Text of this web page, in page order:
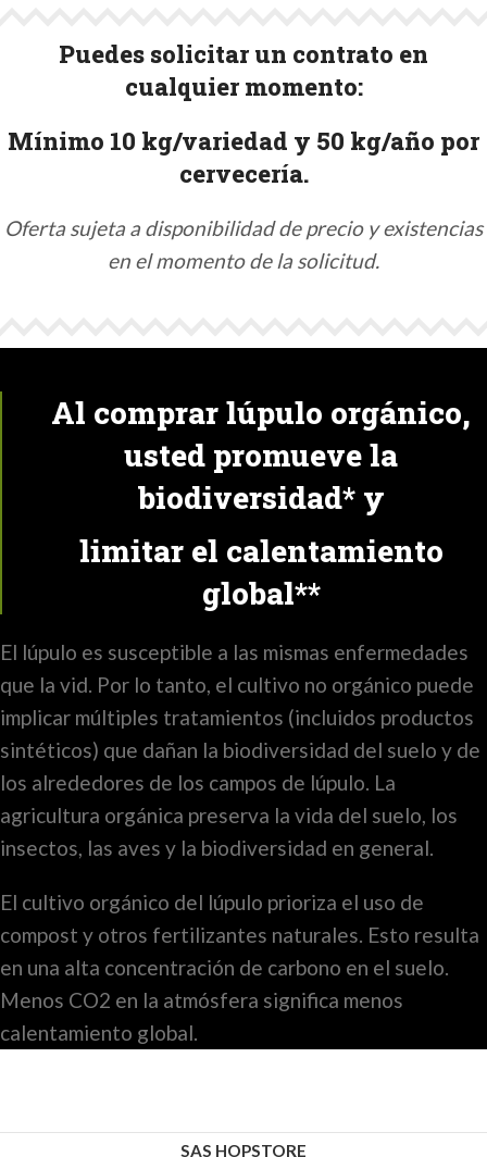
Puedes solicitar un contrato en
cualquier momento:
Mínimo 10 kg/variedad y 50 kg/año por
cervecería.
Oferta sujeta a disponibilidad de precio y existencias
en el momento de la solicitud.
Al comprar lúpulo orgánico,
usted promueve la
biodiversidad* y
limitar el calentamiento
global**
El lúpulo es susceptible a las mismas enfermedades
que la vid. Por lo tanto, el cultivo no orgánico puede
implicar múltiples tratamientos (incluidos productos
sintéticos) que dañan la biodiversidad del suelo y de
los alrededores de los campos de lúpulo. La
agricultura orgánica preserva la vida del suelo, los
insectos, las aves y la biodiversidad en general.
El cultivo orgánico del lúpulo prioriza el uso de
compost y otros fertilizantes naturales. Esto resulta
en una alta concentración de carbono en el suelo.
Menos CO2 en la atmósfera significa menos
calentamiento global.
SAS HOPSTORE